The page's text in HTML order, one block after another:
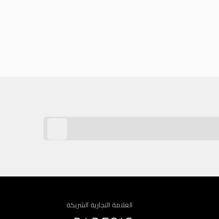
العلامة التجارية الشريكة